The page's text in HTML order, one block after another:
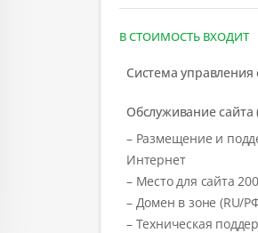
В СТОИМОСТЬ ВХОДИТ
Система управления
Обслуживание сайта
– Размещение и
Интернет
– Место для сайта
– Домен в зоне (RU/
– Техническая